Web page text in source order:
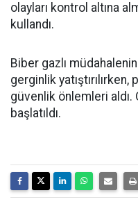
olayları kontrol altına
kullandı.
Biber gazlı
gerginlik
güvenlik önlemleri
başlatıldı.